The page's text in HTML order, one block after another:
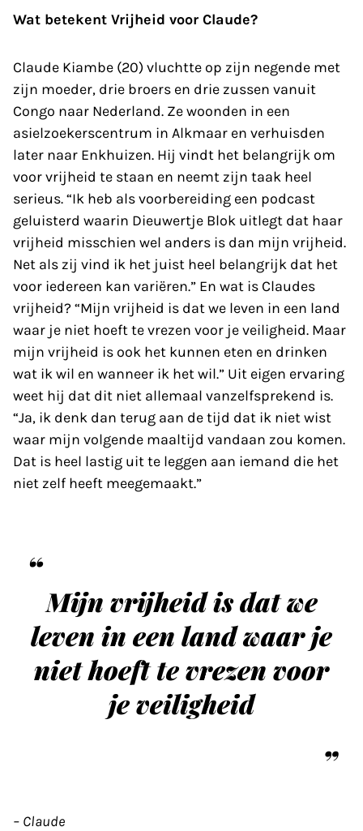
Wat betekent Vrijheid voor Claude?
Claude Kiambe (20) vluchtte op zijn negende met
zijn moeder, drie broers en drie zussen vanuit
Congo naar Nederland. Ze woonden in een
asielzoekerscentrum in Alkmaar en verhuisden
later naar Enkhuizen. Hij vindt het belangrijk om
voor vrijheid te staan en neemt zijn taak heel
serieus. “Ik heb als voorbereiding een podcast
geluisterd waarin Dieuwertje Blok uitlegt dat haar
vrijheid misschien wel anders is dan mijn vrijheid.
Net als zij vind ik het juist heel belangrijk dat het
voor iedereen kan variëren.” En wat is Claudes
vrijheid? “Mijn vrijheid is dat we leven in een land
waar je niet hoeft te vrezen voor je veiligheid. Maar
mijn vrijheid is ook het kunnen eten en drinken
wat ik wil en wanneer ik het wil.” Uit eigen ervaring
weet hij dat dit niet allemaal vanzelfsprekend is.
“Ja, ik denk dan terug aan de tijd dat ik niet wist
waar mijn volgende maaltijd vandaan zou komen.
Dat is heel lastig uit te leggen aan iemand die het
niet zelf heeft meegemaakt.”
Mijn vrijheid is dat we
leven in een land waar je
niet hoeft te vrezen voor
je veiligheid
– Claude